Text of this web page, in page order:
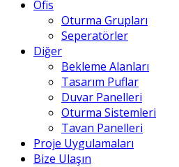
Ofis
Oturma Grupları
Seperatörler
Diğer
Bekleme Alanları
Tasarım Puflar
Duvar Panelleri
Oturma Sistemleri
Tavan Panelleri
Proje Uygulamaları
Bize Ulaşın